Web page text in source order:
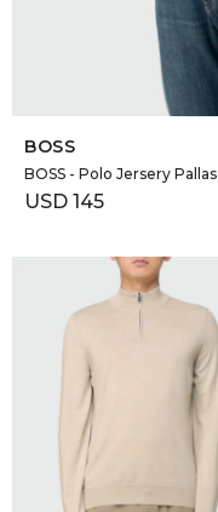
BOSS
BOSS - Polo Jersery Pallas
USD 145